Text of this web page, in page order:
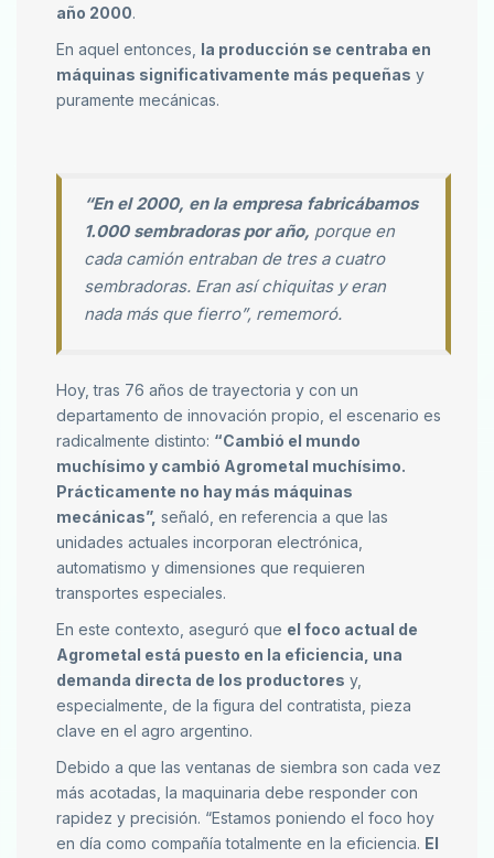
año 2000.
En aquel entonces, la producción se centraba en
máquinas significativamente más pequeñas y
puramente mecánicas.
“En el 2000, en la empresa fabricábamos
1.000 sembradoras por año, porque en
cada camión entraban de tres a cuatro
sembradoras. Eran así chiquitas y eran
nada más que fierro”, rememoró.
Hoy, tras 76 años de trayectoria y con un
departamento de innovación propio, el escenario es
radicalmente distinto: “Cambió el mundo
muchísimo y cambió Agrometal muchísimo.
Prácticamente no hay más máquinas
mecánicas”, señaló, en referencia a que las
unidades actuales incorporan electrónica,
automatismo y dimensiones que requieren
transportes especiales.
En este contexto, aseguró que el foco actual de
Agrometal está puesto en la eficiencia, una
demanda directa de los productores y,
especialmente, de la figura del contratista, pieza
clave en el agro argentino.
Debido a que las ventanas de siembra son cada vez
más acotadas, la maquinaria debe responder con
rapidez y precisión. “Estamos poniendo el foco hoy
en día como compañía totalmente en la eficiencia. El